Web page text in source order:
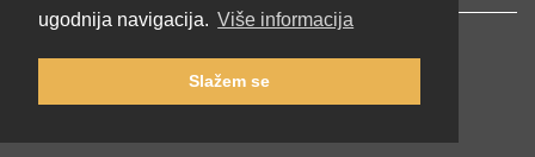
ugodnija navigacija. Više informacija
Slažem se
© 2002-2026 lernu.net |Impressum